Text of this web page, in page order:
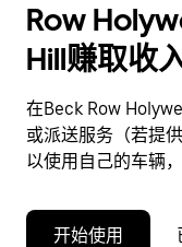
历。
Row
Hill赚取收
在Beck Row
或派送服务（若提
以使用自己的车辆
开始使用